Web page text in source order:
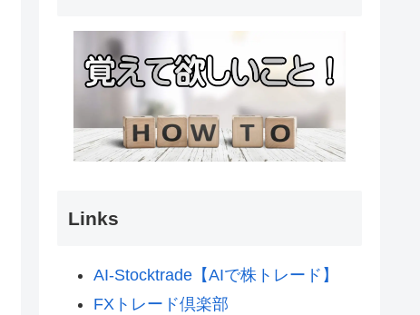
Links
AI-Stocktrade【AIで株トレード】
FXトレード倶楽部